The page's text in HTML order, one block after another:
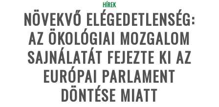
HÍREK
NÖVEKVŐ ELÉGEDETLENSÉG:
AZ ÖKOLÓGIAI MOZGALOM
SAJNÁLATÁT FEJEZTE KI AZ
EURÓPAI PARLAMENT
DÖNTÉSE MIATT